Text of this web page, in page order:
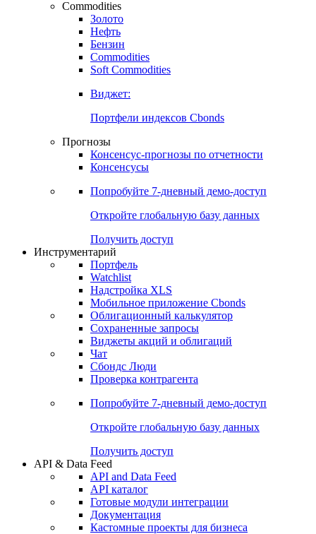
Commodities
Золото
Нефть
Бензин
Commodities
Soft Commodities
Виджет:
Портфели индексов Cbonds
Прогнозы
Консенсус-прогнозы по отчетности
Консенсусы
Попробуйте 7-дневный демо-доступ
Откройте глобальную базу данных
Получить доступ
Инструментарий
Портфель
Watchlist
Надстройка XLS
Мобильное приложение Cbonds
Облигационный калькулятор
Сохраненные запросы
Виджеты акций и облигаций
Чат
Сбондс Люди
Проверка контрагента
Попробуйте 7-дневный демо-доступ
Откройте глобальную базу данных
Получить доступ
API & Data Feed
API and Data Feed
API каталог
Готовые модули интеграции
Документация
Кастомные проекты для бизнеса